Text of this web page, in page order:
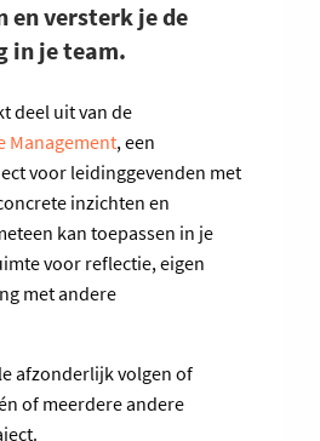
en versterk je de
in je team.
deel uit van de
Management, een
voor leidinggevenden met
inzichten en
kan toepassen in je
voor reflectie, eigen
met andere
afzonderlijk volgen of
of meerdere andere